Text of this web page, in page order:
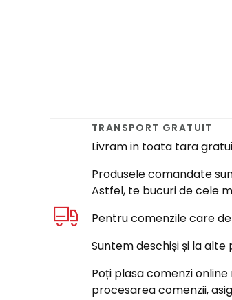
TRANSPORT GRATUIT
Livram in toata tara
Produsele comandate
Astfel, te bucuri de cele
Pentru comenzile care
Suntem deschiși și la
Poți plasa comenzi
procesarea comenzii,